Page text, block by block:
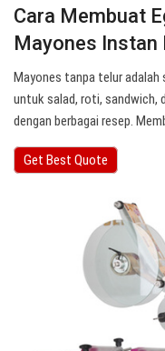
Cara Membuat
Mayones Instan
Mayones tanpa telur adalah
untuk salad, roti, sandwich,
dengan berbagai resep.
Get Best Quote